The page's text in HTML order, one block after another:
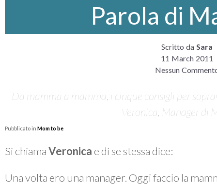
Parola di
Scritto da Sara
11 March 2011
Nessun
Da mamma a mamma, i cinque consigli per
Veronica, Manager di
Pubblicato in Mom to be
Si chiamaVeronica e di se stessa dice:
Una volta ero una manager. Oggi faccio la